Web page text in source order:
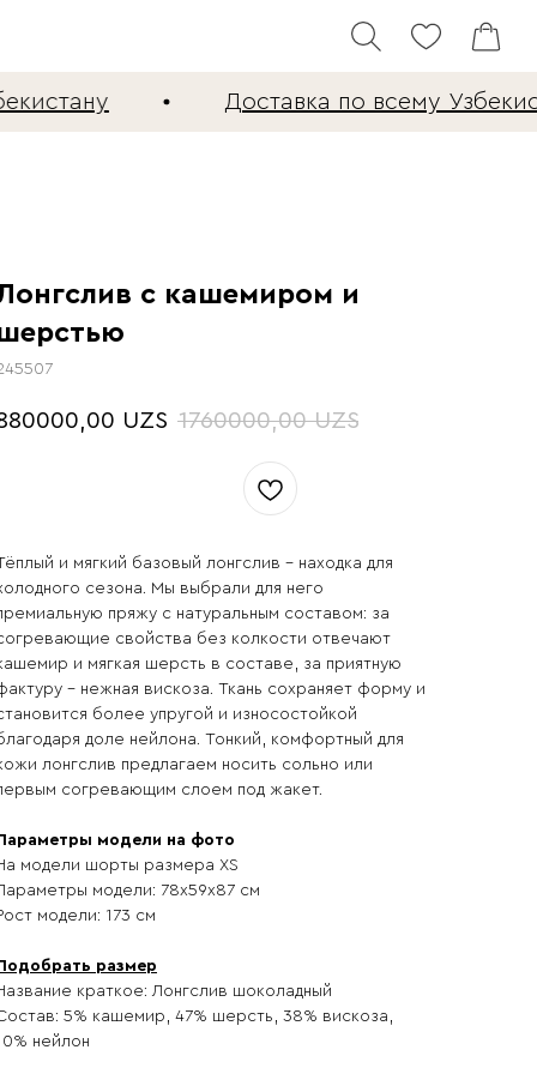
Доставка по всему
с кашемиром и
UZS 1760000,00 UZS
и мягкий базовый лонгслив – находка для
сезона. Мы выбрали для него
пряжу с натуральным составом: за
свойства без колкости отвечают
и мягкая шерсть в составе, за приятную
– нежная вискоза. Ткань сохраняет форму и
более упругой и износостойкой
доле нейлона. Тонкий, комфортный для
лонгслив предлагаем носить сольно или
согревающим слоем под жакет.
модели на фото
модели шорты размера ХS
модели: 78х59х87 см
модели: 173 см
размер
краткое: Лонгслив шоколадный
5% кашемир, 47% шерсть, 38% вискоза,
нейлон